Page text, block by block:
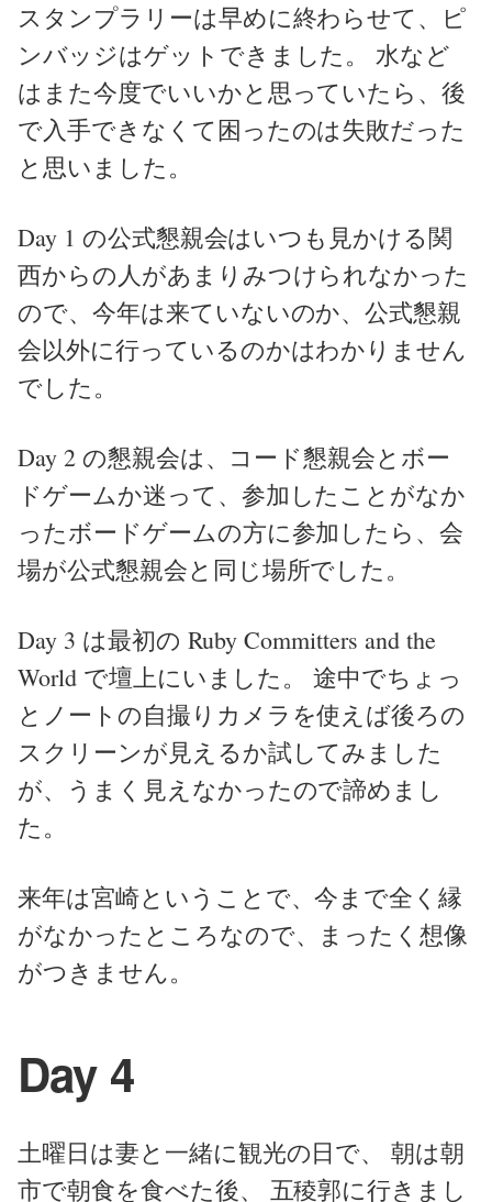
スタンプラリーは早めに終わらせて、ピ
ンバッジはゲットできました。 水など
はまた今度でいいかと思っていたら、後
で入手できなくて困ったのは失敗だった
と思いました。
Day 1 の公式懇親会はいつも見かける関
西からの人があまりみつけられなかった
ので、今年は来ていないのか、公式懇親
会以外に行っているのかはわかりません
でした。
Day 2 の懇親会は、コード懇親会とボー
ドゲームか迷って、参加したことがなか
ったボードゲームの方に参加したら、会
場が公式懇親会と同じ場所でした。
Day 3 は最初の Ruby Committers and the
World で壇上にいました。 途中でちょっ
とノートの自撮りカメラを使えば後ろの
スクリーンが見えるか試してみました
が、うまく見えなかったので諦めまし
た。
来年は宮崎ということで、今まで全く縁
がなかったところなので、まったく想像
がつきません。
Day 4
土曜日は妻と一緒に観光の日で、 朝は朝
市で朝食を食べた後、 五稜郭に行きまし